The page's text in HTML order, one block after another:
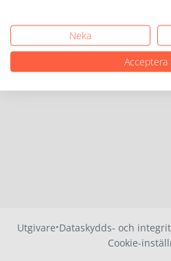
Utgivare·Dataskydds- och
Cookie-
Neka
Acceptera